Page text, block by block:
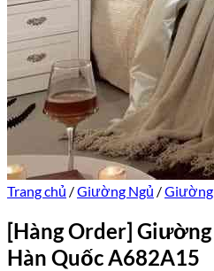
Trang chủ /Giường Ngủ /
[Hàng Order]
Hàn Quốc A682A15